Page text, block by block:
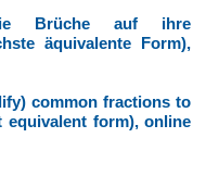
Brüche auf ihre
äquivalente Form),
common fractions to
form), online